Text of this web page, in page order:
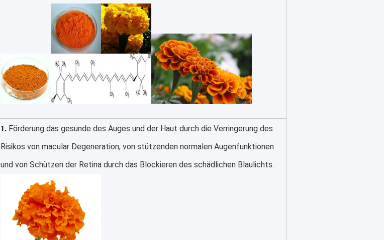
1. Förderung das gesunde des Auges und der Haut durch die Verringerung des
Risikos von macular Degeneration, von stützenden normalen Augenfunktionen
und von Schützen der Retina durch das Blockieren des schädlichen Blaulichts.